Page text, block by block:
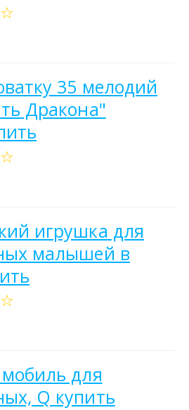
35 мелодий
Дракона"
игрушка для
малышей в
для
Q купить